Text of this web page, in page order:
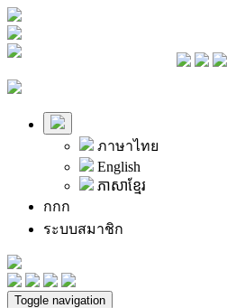
ภาษาไทย
English
ភាសាខ្មែរ
กกก
ระบบสมาชิก
Toggle navigation